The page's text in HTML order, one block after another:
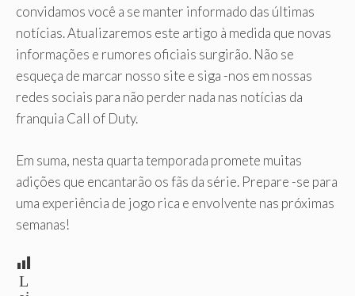
convidamos você a se manter informado das últimas
notícias. Atualizaremos este artigo à medida que novas
informações e rumores oficiais surgirão. Não se
esqueça de marcar nosso site e siga -nos em nossas
redes sociais para não perder nada nas notícias da
franquia Call of Duty.
Em suma, nesta quarta temporada promete muitas
adições que encantarão os fãs da série. Prepare -se para
uma experiência de jogo rica e envolvente nas próximas
semanas!
L